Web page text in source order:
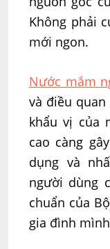
Không phải
mới ngon.
Nước mắm
và điều
khẩu vị của
cao càng
dụng và
người dùng
chuẩn của
gia đình